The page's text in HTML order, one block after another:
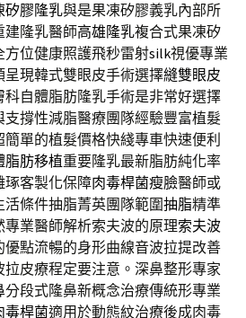
矽膠隆乳與是果凍矽膠義乳內部所
建隆乳醫師高雄隆乳複合式果凍矽
位健康照護飛秒雷射silk視優專業
現韓式雙眼皮手術選擇縫雙眼皮
科自體脂肪隆乳手術是非常好選擇
支撐性減脂醫療團隊經驗豐富植髮
簡單的植髮價格快綫專車快速便利
脂肪移植重要隆乳最新脂肪純化率
琢客製化保障肉毒桿菌瘦臉醫師或
條件抽脂菁英團隊範圍抽脂精準
業醫師解析索夫波的原理索夫波
點流暢的身形曲線音波拉提改善
拉皮療程定要注意。深鼻整形專家
分段式隆鼻新概念治療傳統形專業
毒桿菌適用於動態紋治療後成肉毒